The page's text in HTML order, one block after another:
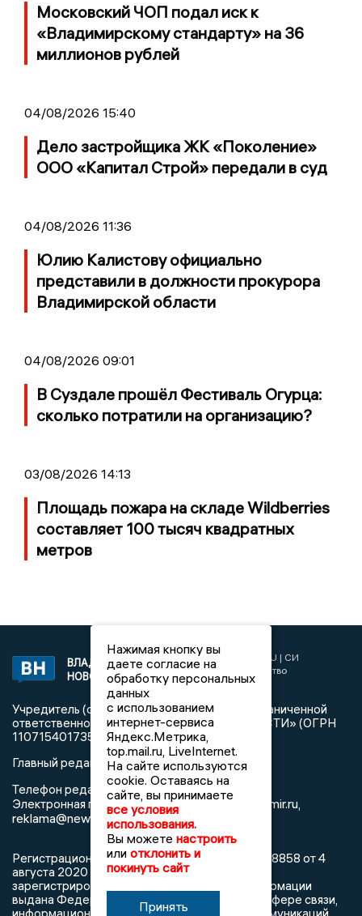
Московский ЧОП подал иск к
«Владимирскому стандарту» на 36
миллионов рублей
04/08/2026 15:40
Дело застройщика ЖК «Поколение»
ООО «Капитал Строй» передали в суд
04/08/2026 11:36
Юлию Калистову официально
представили в должности прокурора
Владимирской области
04/08/2026 09:01
В Суздале прошёл Фестиваль Огурца:
сколько потратили на организацию?
03/08/2026 14:13
Площадь пожара на складе Wildberries
составляет 100 тысяч квадратных
метров
ВЛАДИМИРСКИЕ
НОВОСТИ
2017 © NEWSVLADIMIR.RU | СИ
«Информационное агентство
Владимирские новости»
Учредитель (соучредители): Общество с ограниченной
ответственностью «РЕГИОНАЛЬНЫЕ НОВОСТИ» (ОГРН
1107154017354)
Главный редактор: Мазов С. А.
Телефон редакции:8 (4922) 666916
Электронная почта редакции:info@newsvladimir.ru
reklama@newsvladimir.ru
Регистрационный номер: серия Эл № ФС77-78858 от 4
августа 2020 г. согласно выписке из реестра
зарегистрированных средств массовой информации
выдана Федеральной службой по надзору в сфере связи,
информационных технологий и массовых коммуникаций
Нажимая кнопку вы
даете согласие на
обработку персональных
данных
с использованием
интернет-сервиса
Яндекс.Метрика,
top.mail.ru, LiveInternet.
На сайте используются
cookie. Оставаясь на
сайте, вы принимаете
все условия
использования.
Вы можете настроить
или отклонить и
покинуть сайт
Принять